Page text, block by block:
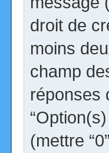
droit de
moins
champ
réponses
(mettre